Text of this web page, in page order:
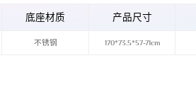
底座材质 产品尺寸
不锈钢 170*73.5*57-71cm